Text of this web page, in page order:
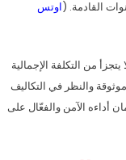
القادمة. (اوتس
من التكلفة الإجمالية
والنظر في التكاليف
أداءه الآمن والفعّال على